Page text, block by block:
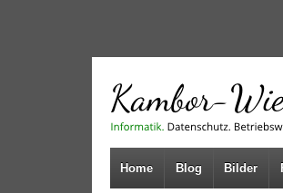
↓
MAIN
CONTENT
Home Blog Bilder